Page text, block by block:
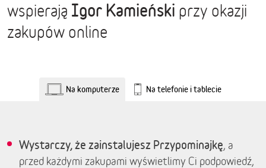
wspierają Igor Kamieński przy okazji
zakupów online
Na komputerze Na telefonie i tablecie
Wystarczy, że zainstalujesz Przypominajkę, a
przed każdymi zakupami wyświetlimy Ci podpowiedź,